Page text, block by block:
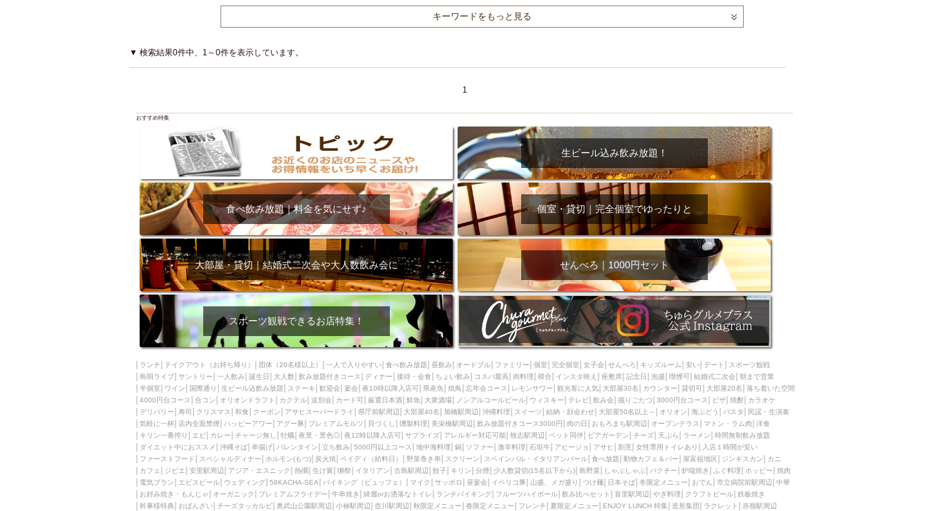
一人飲み 誕生日 大人数
接待・会食
ちょい飲み コスパ最高 肉料理 模合 インスタ映え 座敷席 記念日 泡盛
喫煙可
結婚式二次会
夜10時以降入店可
県産魚 焼鳥 忘年会コース レモンサワー 観光客に人気 大部屋30名
カウンター
4000円台コース
デリバリー 寿司 クリスマス 和食
クーポン
アサヒスーパードライ
県庁前駅周辺 旭橋駅周辺 沖縄料理 スイーツ
結納・顔会わせ
大部屋50名以上～
オリオン 海ぶどう 民謡・生演奏 気軽に一杯
店内全面禁煙
ハッピーアワー
アグー豚 プレミアムモルツ 貝づくし 燻製料理
美栄橋駅周辺
飲み放題付きコース3000円
肉の日 おもろまち駅周辺 オープンテラス マトン・ラム肉
洋食
キリン一番搾り
エビ カレー チャージ無し 牡蠣 夜景・景色◎ 夜12時以降入店可
サプライズ
アレルギー対応可能
牧志駅周辺 ペット同伴 ビアガーデン 天ぷら
時間無制飲み放題
ダイエット中におススメ
沖縄そば 串揚げ バレンタイン 立ち飲み 5000円以上コース 地中海料理
鍋
ソファー
激辛料理 石垣牛 アヒージョ アサヒ 割烹 女性専用トイレあり
入店１時間が安い
ファーストフード
スペシャルディナー ホルモン(もつ) 炭火焼 ペイディ（給料日）
野菜巻き串
スクリーン
スペインバル・イタリアンバール 食べ放題 動物カフェ＆バー 屋富祖地区
ジンギスカン
カニ
カフェ ジビエ 安里駅周辺 アジア・エスニック 熱燗 生け簀 獺祭 イタリアン
古島駅周辺
分煙 少人数貸切(15名以下から) しゃぶしゃぶ パクチー 炉端焼き
ふぐ料理
ホッピー
焼肉 電気ブラン エビスビール ウェディング 58KACHA-SEA
バイキング（ビュッフェ）
マイク
サッポロ 昼宴会 イベリコ豚 山盛、メガ盛り つけ麺 日本そば 冬限定メニュー
おでん
市立病院前駅周辺
中華 お好み焼き・もんじゃ オーガニック プレミアムフライデー
牛串焼き
綺麗orお洒落なトイレ
ランチバイキング フルーツハイボール 飲み比べセット 首里駅周辺
やぎ料理
クラフトビール
鉄板焼き 幹事様特典 おばんざい チーズタッカルビ 奥武山公園駅周辺
小禄駅周辺
壺川駅周辺
秋限定メニュー 春限定メニュー フレンチ 夏限定メニュー ENJOY LUNCH 特集
造形集団
ラクレット
赤嶺駅周辺 シードル 那覇空港駅周辺 儀保駅周辺
キーワードをもっと見る
▼ 検索結果0件中、1～0件を表示しています。
1
おすすめ特集
生ビール込み飲み放題！
食べ飲み放題｜料金を気にせず♪ 個室・貸切｜完全個室でゆったりと
大部屋・貸切｜結婚式二次会や大人数飲み会に せんべろ｜1000円セット
スポーツ観戦できるお店特集！
ランチ テイクアウト（お持ち帰り） 団体（20名様以上） 一人で入りやすい 食べ飲み放題 昼飲み オードブル ファミリー 個室 完全個室 女子会 せんべろ キッズルーム 安い デート
スポーツ観戦
島唄ライブ サントリー 一人飲み 誕生日 大人数 飲み放題付きコース ディナー 接待・会食 ちょい飲み コスパ最高 肉料理 模合 インスタ映え 座敷席 記念日 泡盛 喫煙可 結婚式二次会 朝まで営業
半個室
ワイン 国際通り 生ビール込飲み放題 ステーキ 歓迎会 宴会 夜10時以降入店可 県産魚 焼鳥 忘年会コース レモンサワー 観光客に人気 大部屋30名 カウンター 貸切可 大部屋20名
落ち着いた空間
4000円台コース
合コン オリオンドラフト カクテル 送別会 カード可 厳選日本酒 鮮魚 大衆酒場 ノンアルコールビール ウィスキー テレビ 飲み会 掘りごたつ 3000円台コース ピザ 焼酎
カラオケ
デリバリー
寿司 クリスマス 和食 クーポン アサヒスーパードライ 県庁前駅周辺 大部屋40名 旭橋駅周辺 沖縄料理 スイーツ 結納・顔会わせ 大部屋50名以上～ オリオン 海ぶどう パスタ
民謡・生演奏
気軽に一杯
店内全面禁煙 ハッピーアワー アグー豚 プレミアムモルツ 貝づくし 燻製料理 美栄橋駅周辺 飲み放題付きコース3000円 肉の日 おもろまち駅周辺 オープンテラス マトン・ラム肉
洋食
キリン一番搾り
エビ カレー チャージ無し 牡蠣 夜景・景色◎ 夜12時以降入店可 サプライズ アレルギー対応可能 牧志駅周辺 ペット同伴 ビアガーデン チーズ 天ぷら ラーメン
時間無制飲み放題
ダイエット中におススメ
沖縄そば 串揚げ バレンタイン 立ち飲み 5000円以上コース 地中海料理 鍋 ソファー 激辛料理 石垣牛 アヒージョ アサヒ 割烹 女性専用トイレあり
入店１時間が安い
ファーストフード
スペシャルディナー ホルモン(もつ) 炭火焼 ペイディ（給料日） 野菜巻き串 スクリーン スペインバル・イタリアンバール 食べ放題 動物カフェ＆バー 屋富祖地区 ジンギスカン
カニ
カフェ
ジビエ 安里駅周辺 アジア・エスニック 熱燗 生け簀 獺祭 イタリアン 古島駅周辺 餃子 キリン 分煙 少人数貸切(15名以下から) 島野菜 しゃぶしゃぶ パクチー 炉端焼き ふぐ料理 ホッピー
焼肉
電気ブラン
エビスビール ウェディング 58KACHA-SEA バイキング（ビュッフェ） マイク サッポロ 昼宴会 イベリコ豚 山盛、メガ盛り つけ麺 日本そば 冬限定メニュー おでん 市立病院前駅周辺
中華
お好み焼き・もんじゃ
オーガニック プレミアムフライデー 牛串焼き 綺麗orお洒落なトイレ ランチバイキング フルーツハイボール 飲み比べセット 首里駅周辺 やぎ料理 クラフトビール 鉄板焼き
幹事様特典
おばんざい チーズタッカルビ 奥武山公園駅周辺 小禄駅周辺 壺川駅周辺 秋限定メニュー 春限定メニュー フレンチ 夏限定メニュー ENJOY LUNCH 特集 造形集団 ラクレット 赤嶺駅周辺